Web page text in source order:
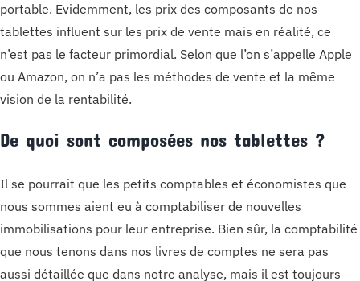
portable. Evidemment, les prix des composants de nos
tablettes influent sur les prix de vente mais en réalité, ce
n’est pas le facteur primordial. Selon que l’on s’appelle Apple
ou Amazon, on n’a pas les méthodes de vente et la même
vision de la rentabilité.
De quoi sont composées nos tablettes ?
Il se pourrait que les petits comptables et économistes que
nous sommes aient eu à comptabiliser de nouvelles
immobilisations pour leur entreprise. Bien sûr, la comptabilité
que nous tenons dans nos livres de comptes ne sera pas
aussi détaillée que dans notre analyse, mais il est toujours